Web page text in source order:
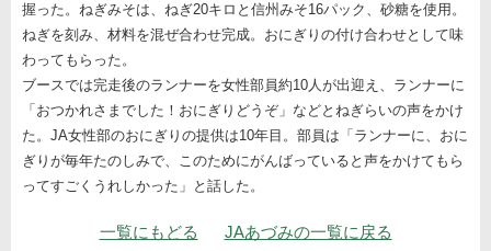
握った。ねぎみそは、ねぎ20キロと信州みそ16パック、砂糖を使用。
ねぎを刻み、材料を混ぜ合わせ完成。おにぎりの付け合わせとして味
わってもらった。
ブースでは完走後のランナーを女性部員約10人が出迎え、ランナーに
「おつかれさまでした！おにぎりどうぞ」などとねぎらいの声をかけ
た。JA女性部のおにぎりの提供は10年目。部員は「ランナーに、おに
ぎりが毎年たのしみで、このためにがんばっていると声をかけてもら
ってすごくうれしかった」と話した。
ナビゲーション
一覧にもどる JAあづみの一覧に戻る